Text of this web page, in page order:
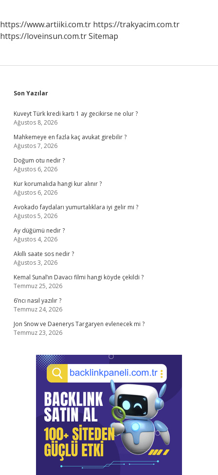
https://www.artiiki.com.tr https://trakyacim.com.tr
https://loveinsun.com.trSitemap
Sidebar
Son Yazılar
Kuveyt Türk kredi kartı 1 ay gecikirse ne olur ?
Ağustos 8, 2026
Mahkemeye en fazla kaç avukat girebilir ?
Ağustos 7, 2026
Doğum otu nedir ?
Ağustos 6, 2026
Kur korumalıda hangi kur alınır ?
Ağustos 6, 2026
Avokado faydaları yumurtalıklara iyi gelir mi ?
Ağustos 5, 2026
Ay düğümü nedir ?
Ağustos 4, 2026
Akıllı saate sos nedir ?
Ağustos 3, 2026
Kemal Sunal’ın Davacı filmi hangi köyde çekildi ?
Temmuz 25, 2026
6’ncı nasıl yazılır ?
Temmuz 24, 2026
Jon Snow ve Daenerys Targaryen evlenecek mi ?
Temmuz 23, 2026